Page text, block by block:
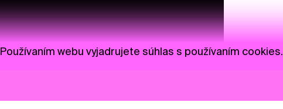
Používaním webu vyjadrujete súhlas s používaním cookies.